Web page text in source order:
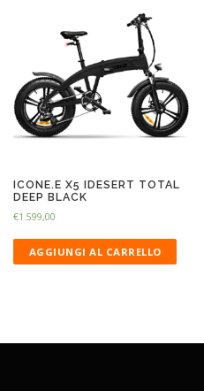
ICONE.E X5 IDESERT TOTAL
DEEP BLACK
€1.599,00
AGGIUNGI AL CARRELLO